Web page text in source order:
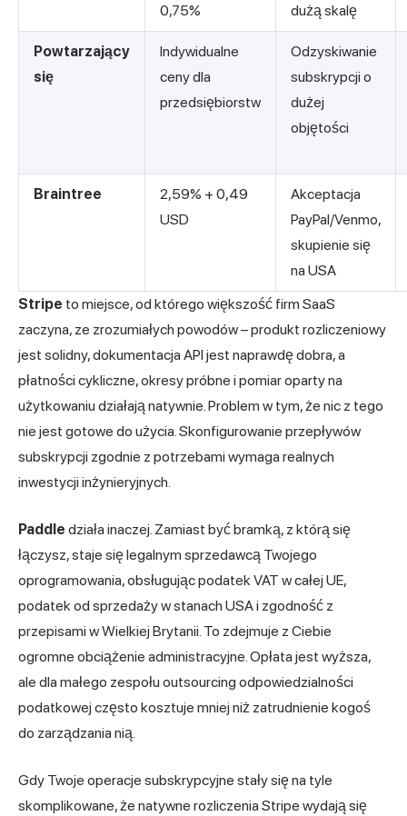
0,75% dużą skalę
Powtarzający
się
Indywidualne
ceny dla
przedsiębiorstw
Odzyskiwanie
subskrypcji o
dużej
objętości
Braintree
2,59% + 0,49
USD
Akceptacja
PayPal/Venmo,
skupienie się
na USA
Stripe to miejsce, od którego większość firm SaaS
zaczyna, ze zrozumiałych powodów – produkt rozliczeniowy
jest solidny, dokumentacja API jest naprawdę dobra, a
płatności cykliczne, okresy próbne i pomiar oparty na
użytkowaniu działają natywnie. Problem w tym, że nic z tego
nie jest gotowe do użycia. Skonfigurowanie przepływów
subskrypcji zgodnie z potrzebami wymaga realnych
inwestycji inżynieryjnych.
Paddle działa inaczej. Zamiast być bramką, z którą się
łączysz, staje się legalnym sprzedawcą Twojego
oprogramowania, obsługując podatek VAT w całej UE,
podatek od sprzedaży w stanach USA i zgodność z
przepisami w Wielkiej Brytanii. To zdejmuje z Ciebie
ogromne obciążenie administracyjne. Opłata jest wyższa,
ale dla małego zespołu outsourcing odpowiedzialności
podatkowej często kosztuje mniej niż zatrudnienie kogoś
do zarządzania nią.
Gdy Twoje operacje subskrypcyjne stały się na tyle
skomplikowane, że natywne rozliczenia Stripe wydają się